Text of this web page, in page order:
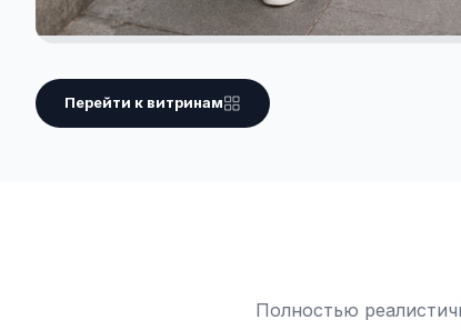
Перейти к витринам
Полностью